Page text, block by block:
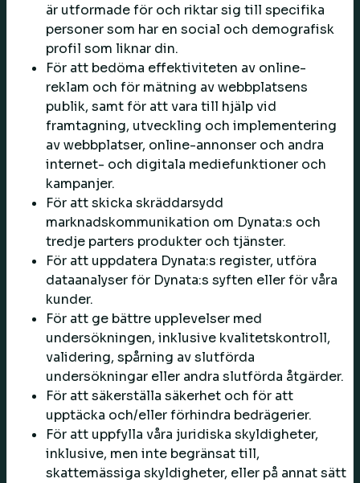
är utformade för och riktar sig till specifika
personer som har en social och demografisk
profil som liknar din.
För att bedöma effektiviteten av online-
reklam och för mätning av webbplatsens
publik, samt för att vara till hjälp vid
framtagning, utveckling och implementering
av webbplatser, online-annonser och andra
internet- och digitala mediefunktioner och
kampanjer.
För att skicka skräddarsydd
marknadskommunikation om Dynata:s och
tredje parters produkter och tjänster.
För att uppdatera Dynata:s register, utföra
dataanalyser för Dynata:s syften eller för våra
kunder.
För att ge bättre upplevelser med
undersökningen, inklusive kvalitetskontroll,
validering, spårning av slutförda
undersökningar eller andra slutförda åtgärder.
För att säkerställa säkerhet och för att
upptäcka och/eller förhindra bedrägerier.
För att uppfylla våra juridiska skyldigheter,
inklusive, men inte begränsat till,
skattemässiga skyldigheter, eller på annat sätt